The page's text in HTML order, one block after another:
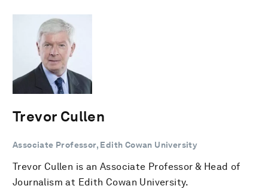
Trevor Cullen
Associate Professor, Edith Cowan University
Trevor Cullen is an Associate Professor & Head of
Journalism at Edith Cowan University.